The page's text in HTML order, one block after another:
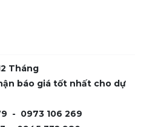
Tháng
báo giá tốt nhất cho dự
- 0973 106 269